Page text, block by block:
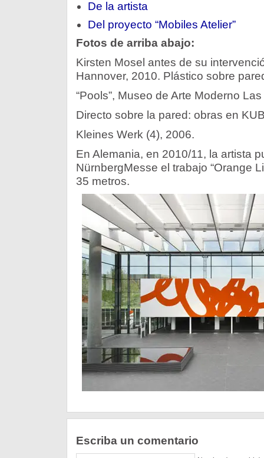
De la artista
Del proyecto “Mobiles Atelier”
Fotos de arriba abajo:
Kirsten Mosel antes de su
Hannover, 2010. Plástico sobre
“Pools”, Museo de Arte Moderno
Directo sobre la pared: obras en
Kleines Werk (4), 2006.
En Alemania, en 2010/11, la artista
NürnbergMesse el trabajo “Orange
35 metros.
Escriba un comentario